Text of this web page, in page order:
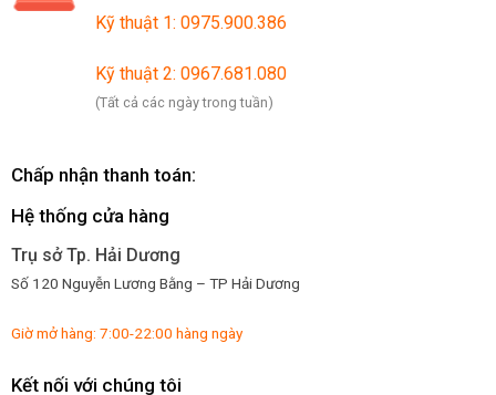
Kỹ thuật 1: 0975.900.386
Kỹ thuật 2: 0967.681.080
(Tất cả các ngày trong tuần)
Chấp nhận thanh toán:
Hệ thống cửa hàng
Trụ sở Tp. Hải Dương
Số 120 Nguyễn Lương Bằng – TP Hải Dương
Giờ mở hàng: 7:00-22:00 hàng ngày
Kết nối với chúng tôi